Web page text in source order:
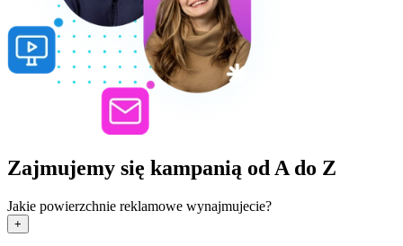
Zajmujemy się kampanią od A do Z
Jakie powierzchnie reklamowe wynajmujecie?
+